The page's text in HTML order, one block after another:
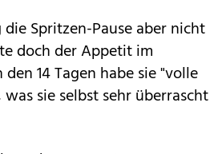
Spritzen-Pause aber nicht
doch der Appetit im
14 Tagen habe sie "volle
was sie selbst sehr überrascht